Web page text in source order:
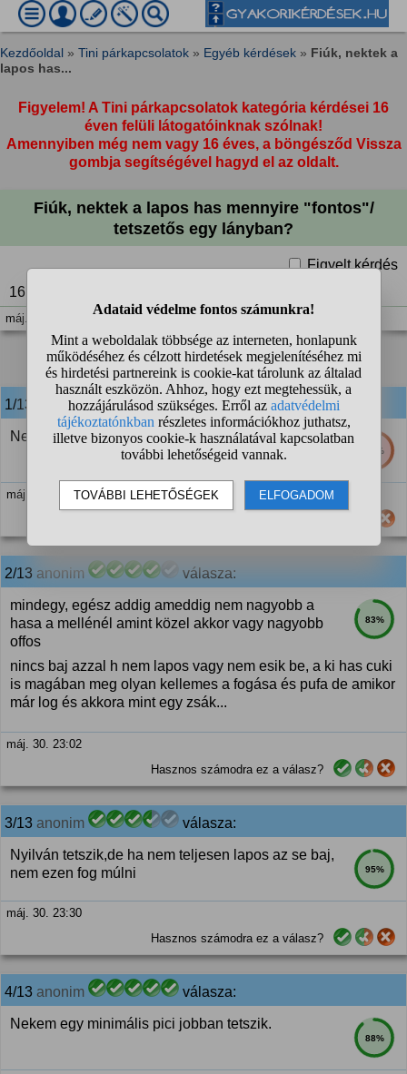
Kezdőoldal » Tini párkapcsolatok » Egyéb kérdések » Fiúk, nektek a
lapos has...
Figyelem! A Tini párkapcsolatok kategória kérdései 16
éven felüli látogatóinknak szólnak!
Amennyiben még nem vagy 16 éves, a böngésződ Vissza
gombja segítségével hagyd el az oldalt.
Fiúk, nektek a lapos has mennyire "fontos"/
tetszetős egy lányban?
Figyelt kérdés
16L
máj. 30. 22:25
1 2 ❯
1/13 anonim válasza:
49%
Nekem fontos, ilyen az ízlésem, ez tetszik.
máj. 30. 22:41
2/13 anonim válasza:
83%
mindegy, egész addig ameddig nem nagyobb a
hasa a mellénél amint közel akkor vagy nagyobb
offos
nincs baj azzal h nem lapos vagy nem esik be, a ki has cuki
is magában meg olyan kellemes a fogása és pufa de amikor
már log és akkora mint egy zsák...
máj. 30. 23:02
Hasznos számodra ez a válasz?
3/13 anonim válasza:
95%
Nyilván tetszik,de ha nem teljesen lapos az se baj,
nem ezen fog múlni
máj. 30. 23:30
Hasznos számodra ez a válasz?
4/13 anonim válasza:
88%
Nekem egy minimális pici jobban tetszik.